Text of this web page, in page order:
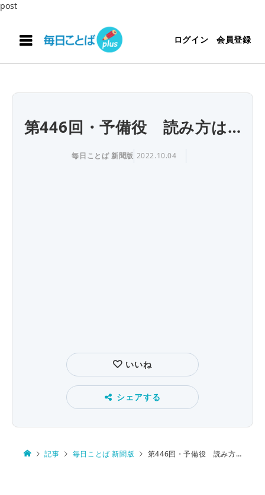
post
ログイン 会員登録
第446回・予備役 読み方は…
毎日ことば 新聞版 2022.10.04
いいね
シェアする
記事 毎日ことば 新聞版 第446回・予備役 読み方は…